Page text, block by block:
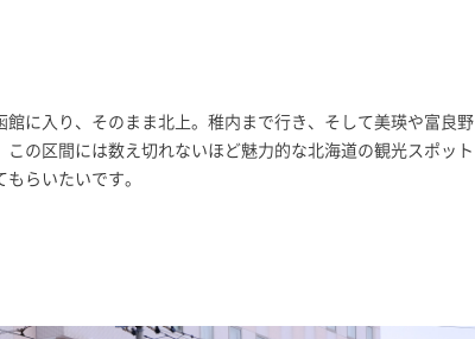
に入り、そのまま北上。稚内まで行き、そして美瑛や富良野
の区間には数え切れないほど魅力的な北海道の観光スポット
らいたいです。